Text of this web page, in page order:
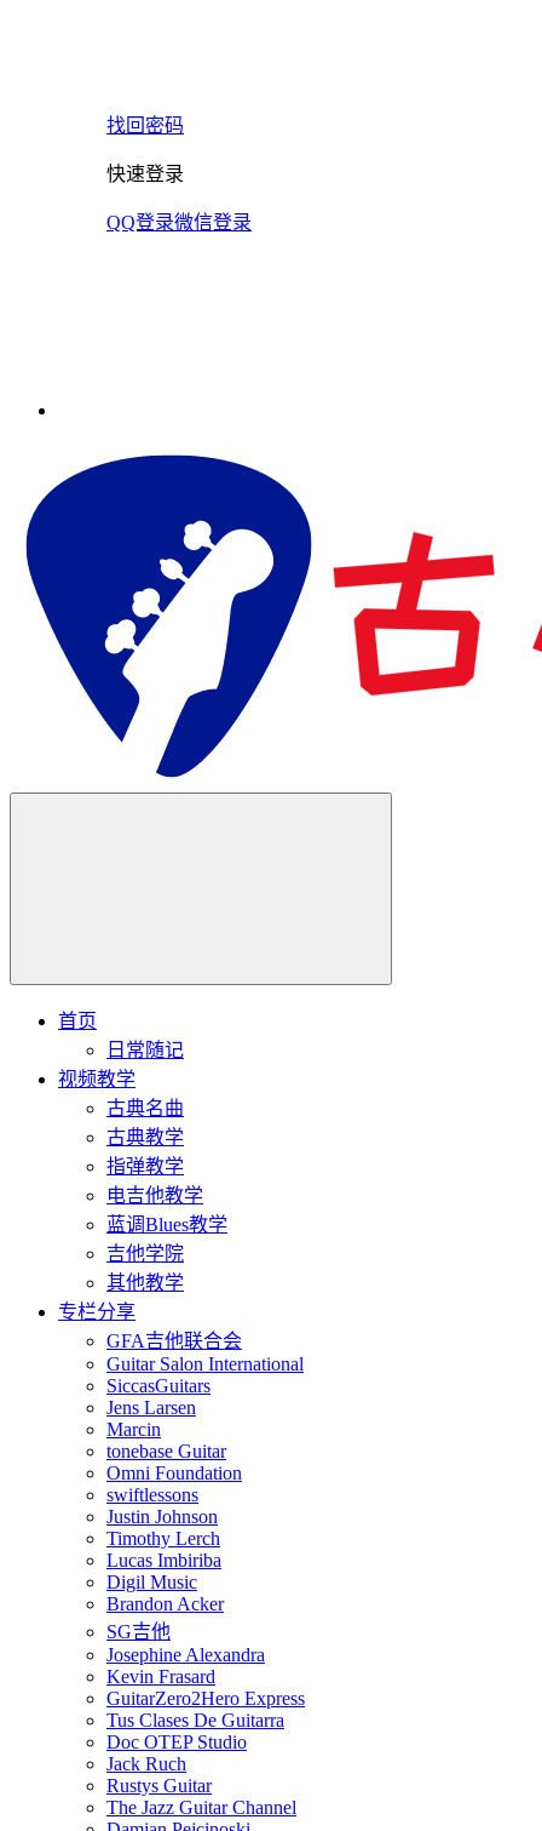
找回密码
快速登录
QQ登录微信登录
首页
日常随记
视频教学
古典名曲
古典教学
指弹教学
电吉他教学
蓝调Blues教学
吉他学院
其他教学
专栏分享
GFA吉他联合会
Guitar Salon International
SiccasGuitars
Jens Larsen
Marcin
tonebase Guitar
Omni Foundation
swiftlessons
Justin Johnson
Timothy Lerch
Lucas Imbiriba
Digil Music
Brandon Acker
SG吉他
Josephine Alexandra
Kevin Frasard
GuitarZero2Hero Express
Tus Clases De Guitarra
Doc OTEP Studio
Jack Ruch
Rustys Guitar
The Jazz Guitar Channel